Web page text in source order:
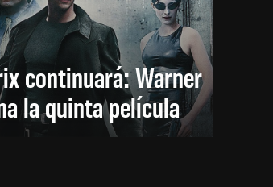
continuará: Warner
la quinta película